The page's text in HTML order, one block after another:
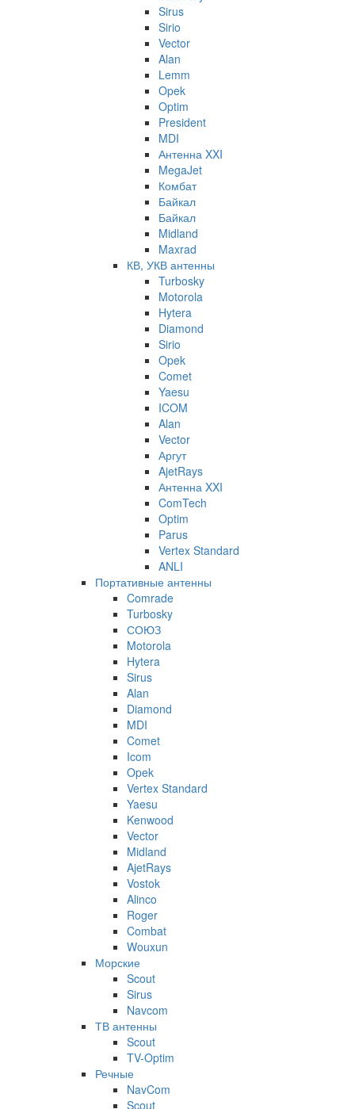
Sirus
Sirio
Vector
Alan
Lemm
Opek
Optim
President
MDI
Антенна XXI
MegaJet
Комбат
Байкал
Байкал
Midland
Maxrad
КВ, УКВ антенны
Turbosky
Motorola
Hytera
Diamond
Sirio
Opek
Comet
Yaesu
ICOM
Alan
Vector
Аргут
AjetRays
Антенна XXI
ComTech
Optim
Parus
Vertex Standard
ANLI
Портативные антенны
Comrade
Turbosky
СОЮЗ
Motorola
Hytera
Sirus
Alan
Diamond
MDI
Comet
Icom
Opek
Vertex Standard
Yaesu
Kenwood
Vector
Midland
AjetRays
Vostok
Alinco
Roger
Combat
Wouxun
Морские
Scout
Sirus
Navcom
ТВ антенны
Scout
TV-Optim
Речные
NavCom
Scout